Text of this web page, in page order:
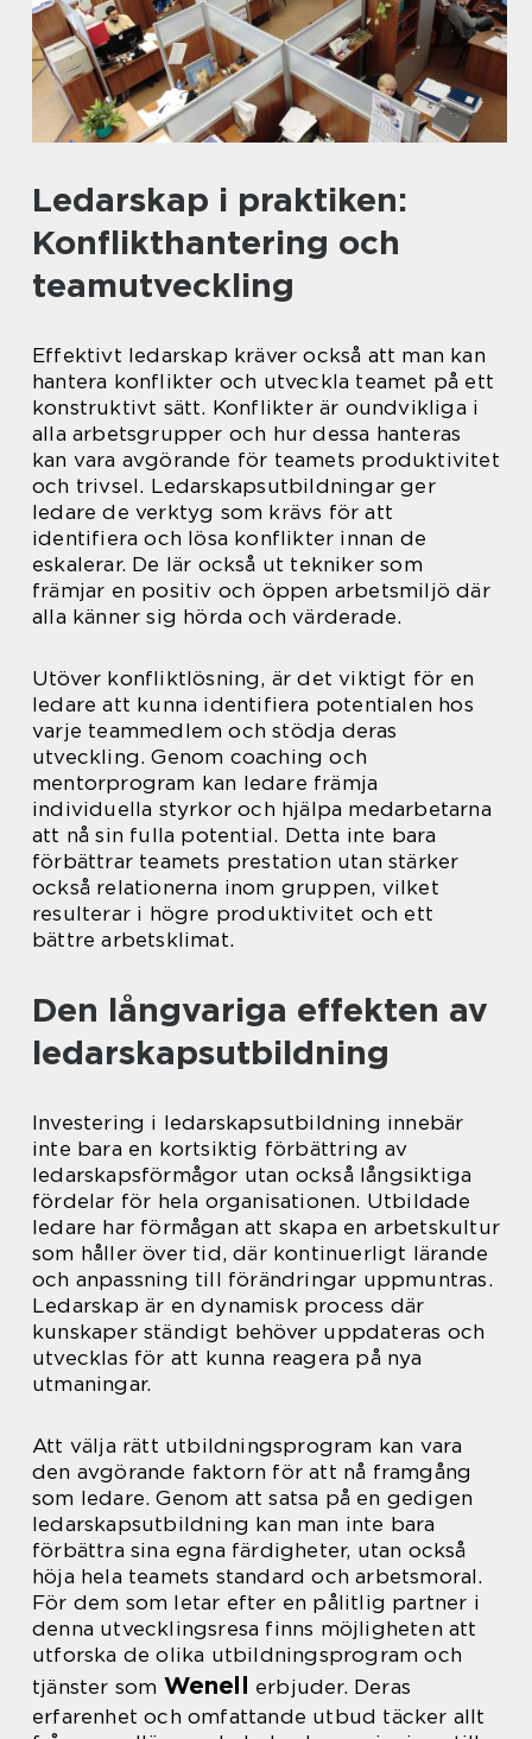
Ledarskap i praktiken:
Konflikthantering och
teamutveckling
Effektivt ledarskap kräver också att man kan
hantera konflikter och utveckla teamet på ett
konstruktivt sätt. Konflikter är oundvikliga i
alla arbetsgrupper och hur dessa hanteras
kan vara avgörande för teamets produktivitet
och trivsel. Ledarskapsutbildningar ger
ledare de verktyg som krävs för att
identifiera och lösa konflikter innan de
eskalerar. De lär också ut tekniker som
främjar en positiv och öppen arbetsmiljö där
alla känner sig hörda och värderade.
Utöver konfliktlösning, är det viktigt för en
ledare att kunna identifiera potentialen hos
varje teammedlem och stödja deras
utveckling. Genom coaching och
mentorprogram kan ledare främja
individuella styrkor och hjälpa medarbetarna
att nå sin fulla potential. Detta inte bara
förbättrar teamets prestation utan stärker
också relationerna inom gruppen, vilket
resulterar i högre produktivitet och ett
bättre arbetsklimat.
Den långvariga effekten av
ledarskapsutbildning
Investering i ledarskapsutbildning innebär
inte bara en kortsiktig förbättring av
ledarskapsförmågor utan också långsiktiga
fördelar för hela organisationen. Utbildade
ledare har förmågan att skapa en arbetskultur
som håller över tid, där kontinuerligt lärande
och anpassning till förändringar uppmuntras.
Ledarskap är en dynamisk process där
kunskaper ständigt behöver uppdateras och
utvecklas för att kunna reagera på nya
utmaningar.
Att välja rätt utbildningsprogram kan vara
den avgörande faktorn för att nå framgång
som ledare. Genom att satsa på en gedigen
ledarskapsutbildning kan man inte bara
förbättra sina egna färdigheter, utan också
höja hela teamets standard och arbetsmoral.
För dem som letar efter en pålitlig partner i
denna utvecklingsresa finns möjligheten att
utforska de olika utbildningsprogram och
tjänster som Wenell erbjuder. Deras
erfarenhet och omfattande utbud täcker allt